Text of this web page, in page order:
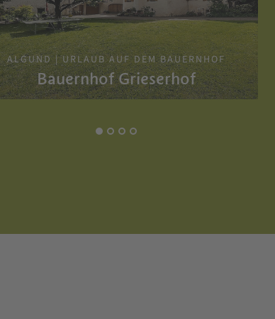
ALGUND | URLAUB AUF DEM BAUERNHOF
Bauernhof Grieserhof